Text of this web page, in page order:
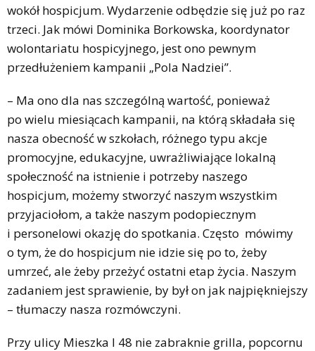
wokół hospicjum. Wydarzenie odbędzie się już po raz
trzeci. Jak mówi Dominika Borkowska, koordynator
wolontariatu hospicyjnego, jest ono pewnym
przedłużeniem kampanii „Pola Nadziei”.
– Ma ono dla nas szczególną wartość, ponieważ
po wielu miesiącach kampanii, na którą składała się
nasza obecność w szkołach, różnego typu akcje
promocyjne, edukacyjne, uwrażliwiające lokalną
społeczność na istnienie i potrzeby naszego
hospicjum, możemy stworzyć naszym wszystkim
przyjaciołom, a także naszym podopiecznym
i personelowi okazję do spotkania. Często mówimy
o tym, że do hospicjum nie idzie się po to, żeby
umrzeć, ale żeby przeżyć ostatni etap życia. Naszym
zadaniem jest sprawienie, by był on jak najpiękniejszy
– tłumaczy nasza rozmówczyni.
Przy ulicy Mieszka I 48 nie zabraknie grilla, popcornu